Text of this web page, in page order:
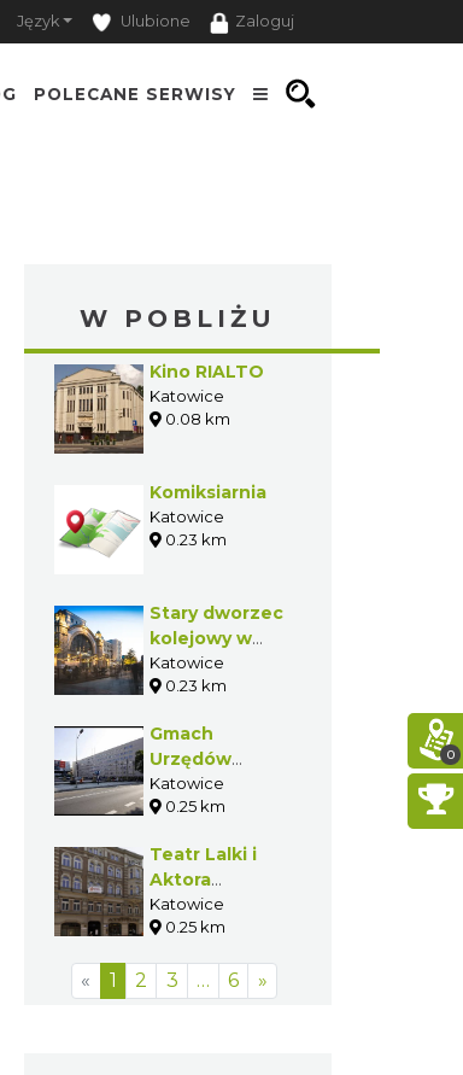
Język Ulubione Zaloguj
POLECANE SERWISY
W POBLIŻU
Kino RIALTO
Katowice
0.08 km
Komiksiarnia
Katowice
0.23 km
Stary dworzec
kolejowy w
Katowicach
Katowice
0.23 km
Gmach
Urzędów
Niezespolonych
w Katowicach
Katowice
0.25 km
Teatr Lalki i
Aktora
„Ateneum” w
Katowicach
Katowice
0.25 km
« 1 2 3 … 6 »
0